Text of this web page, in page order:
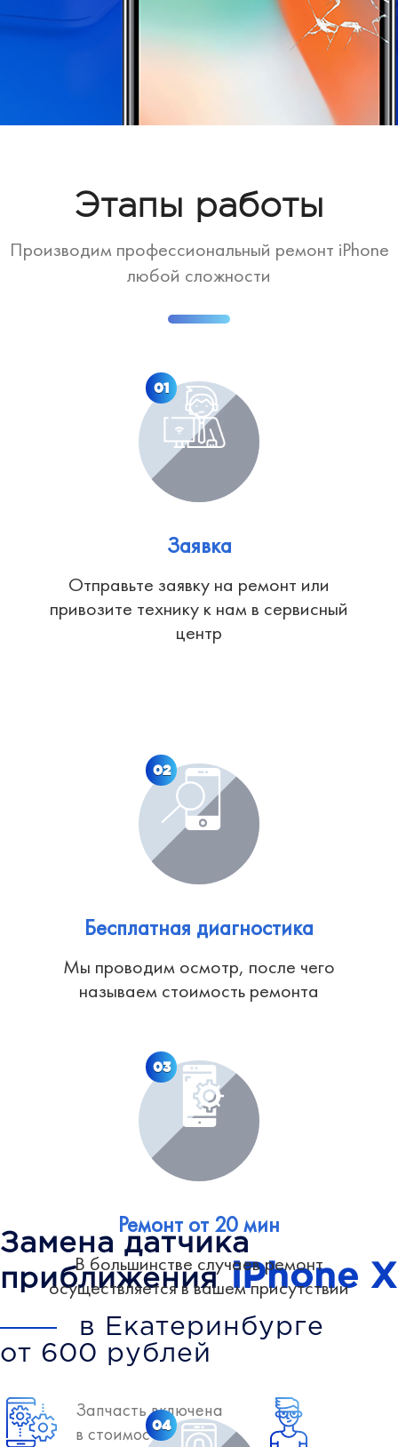
Замена датчика
приближения iPhone X
в Екатеринбурге
от 600 рублей
Запчасть включена
в стоимость
Этапы работы
Производим профессиональный ремонт iPhone
любой сложности
01
Заявка
Отправьте заявку на ремонт или
привозите технику к нам в сервисный
центр
02
Бесплатная диагностика
Мы проводим осмотр, после чего
называем стоимость ремонта
03
Ремонт от 20 мин
В большинстве случаев ремонт
осуществляется в вашем присутствии
04